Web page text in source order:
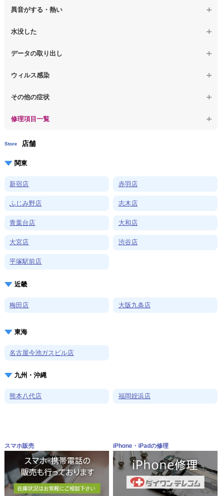
【ノートパソコン】SSD換装
かしい、チラつく等)
【macbook】症状が選択肢にない、よく分からない
異音がする・熱い
【macbook】パソコンから異音がする
水没した
【macbook】水没してパソコンが動かない
データの取り出し
【macbook】起動しないパソコンのデータを復旧
ウィルス感染
【macbook】特定のプログラムを削除したい
その他の症状
修理項目一覧
Store 店舗
関東
新宿店 赤羽店
ふじみ野店 志木店
青葉台店 大和店
大宮店 渋谷店
平塚駅前店
近畿
梅田店 大阪九条店
東海
名古屋今池ガスビル店
九州・沖縄
熊本八代店 福岡姪浜店
スマホ販売 iPhone・iPadの修理